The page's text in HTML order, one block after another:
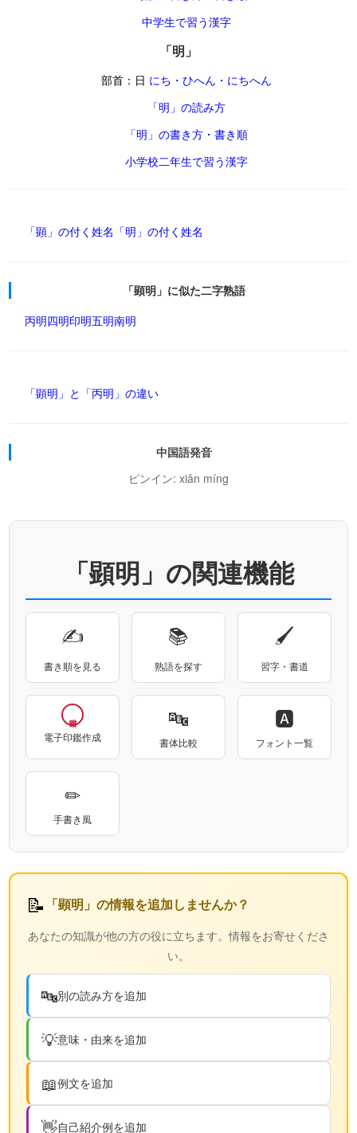
中学生で習う漢字
「明」
部首：日 にち・ひへん・にちへん
「明」の読み方
「明」の書き方・書き順
小学校二年生で習う漢字
「顕」の付く姓名 「明」の付く姓名
「顕明」に似た二字熟語
丙明四明印明五明南明
「顕明」と「丙明」の違い
中国語発音
ピンイン: xiǎn míng
「顕明」の関連機能
✍
書き順を見る
📚
熟語を探す
🖌
習字・書道
電子印鑑作成
🔤
書体比較
🅰
フォント一覧
✏
手書き風
📝 「顕明」の情報を追加しませんか？
あなたの知識が他の方の役に立ちます。情報をお寄せくださ
い。
🔤別の読み方を追加
💡意味・由来を追加
📖例文を追加
👋自己紹介例を追加